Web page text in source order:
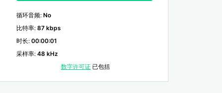
循环音频: No
比特率: 87 kbps
时长: 00:00:01
采样率: 48 kHz
数字许可证已包括